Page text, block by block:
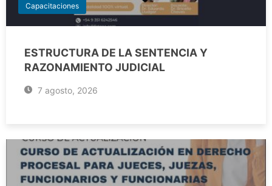
Capacitaciones
ESTRUCTURA DE LA SENTENCIA Y
RAZONAMIENTO JUDICIAL
7 agosto, 2026